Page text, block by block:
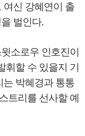
여신 강혜연이 출
벌인다.
소로우 인호진이
휘할 수 있을지 기
는 박혜경과 통통
트리를 선사할 예